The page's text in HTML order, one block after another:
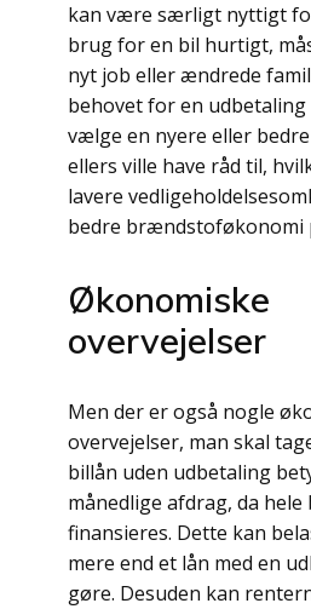
kan være særligt nyttigt
brug for en bil hurtigt,
nyt job eller ændrede
behovet for en
vælge en nyere eller
ellers ville have råd til,
lavere
bedre brændstoføkonomi
Økonomiske
overvejelser
Men der er også nogle
overvejelser, man skal
billån uden udbetaling
månedlige afdrag, da hele
finansieres. Dette kan
mere end et lån med en
gøre. Desuden kan